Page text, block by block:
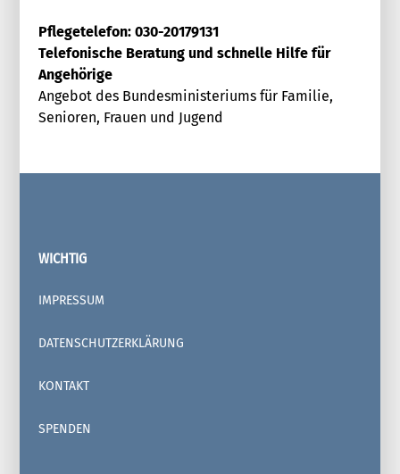
Pflegetelefon: 030-20179131
Telefonische Beratung und schnelle Hilfe für
Angehörige
Angebot des Bundesministeriums für Familie,
Senioren, Frauen und Jugend
WICHTIG
IMPRESSUM
DATENSCHUTZERKLÄRUNG
KONTAKT
SPENDEN